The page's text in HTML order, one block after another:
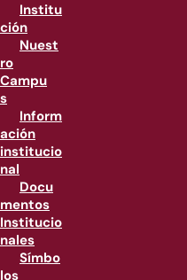
Institu
ción
Nuest
ro
Campu
s
Inform
ación
institucio
nal
Docu
mentos
Institucio
nales
Símbo
los